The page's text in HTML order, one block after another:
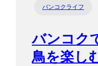
バンコクライフ
バンコク
鳥を楽し